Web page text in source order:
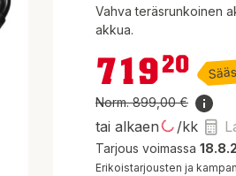
Vahva teräsrunkoinen
akkua.
719,20 €
71920
Norm.899,00 €
tai alkaen /kk
Tarjous voimassa
Erikoistarjousten ja